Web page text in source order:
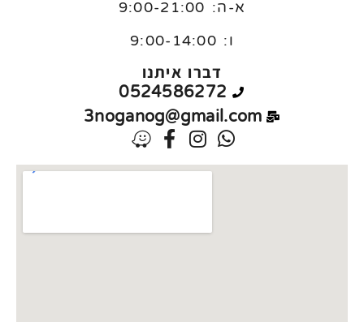
א-ה: 9:00-21:00
ו: 9:00-14:00
דברו איתנו
0524586272
3noganog@gmail.com